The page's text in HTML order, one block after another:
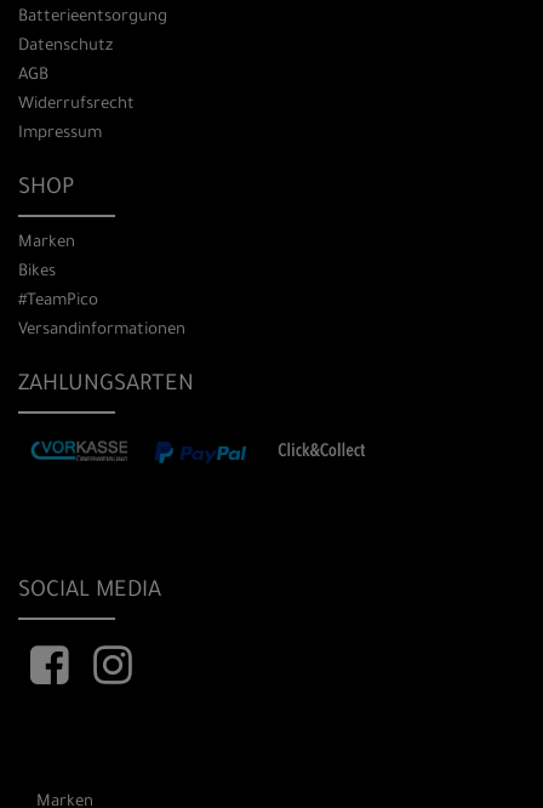
Batterieentsorgung
Datenschutz
AGB
Widerrufsrecht
Impressum
SHOP
Marken
Bikes
#TeamPico
Versandinformationen
ZAHLUNGSARTEN
SOCIAL MEDIA
Marken